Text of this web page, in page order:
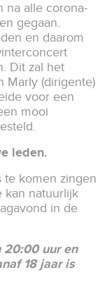
na alle ­corona-
gegaan.
en daarom
Dit zal het
Marly (dirigente)
voor een
mooi
leden.
te komen zingen
kan natuurlijk
in de
20:00 uur en
18 jaar is